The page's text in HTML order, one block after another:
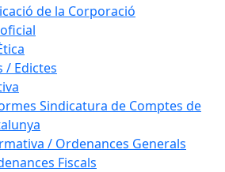
de la Corporació
/ Edictes
Sindicatura de Comptes de
/ Ordenances Generals
Fiscals